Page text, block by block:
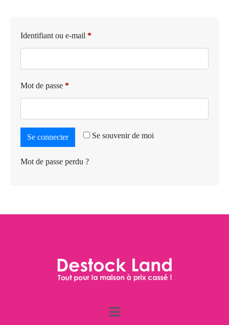
Identifiant ou e-mail *
Mot de passe *
Se souvenir de moi
Se connecter
Mot de passe perdu ?